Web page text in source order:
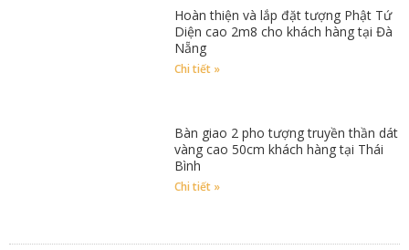
Hoàn thiện và lắp đặt tượng Phật Tứ
Diện cao 2m8 cho khách hàng tại Đà
Nẵng
Chi tiết »
Bàn giao 2 pho tượng truyền thần dát
vàng cao 50cm khách hàng tại Thái
Bình
Chi tiết »